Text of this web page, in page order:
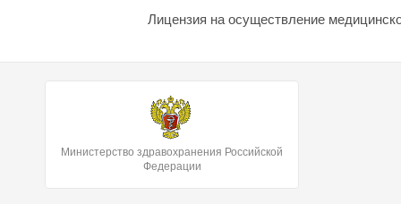
Лицензия на осуществление
Министерство здравохранения Российской
Федерации